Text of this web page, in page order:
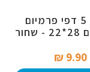
מארז 5 דפי פרמיום
מותאמים 28*22 - שחור
9.90 ₪‎